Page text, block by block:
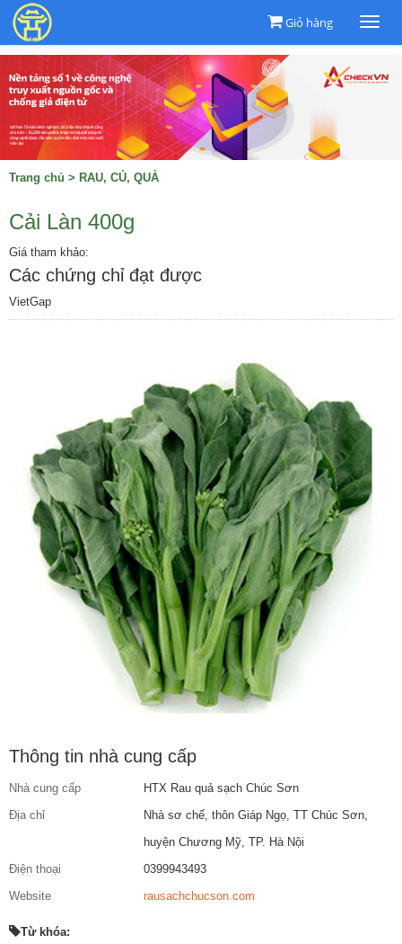
Giỏ hàng
Trang chủ > RAU, CỦ, QUẢ
Cải Làn 400g
Giá tham khảo:
Các chứng chỉ đạt được
VietGap
Thông tin nhà cung cấp
Nhà cung cấp
HTX Rau quả sạch Chúc Sơn
Địa chỉ
Nhà sơ chế, thôn Giáp Ngọ, TT Chúc Sơn,
huyện Chương Mỹ, TP. Hà Nội
Điện thoại
0399943493
Website
rausachchucson.com
Từ khóa: